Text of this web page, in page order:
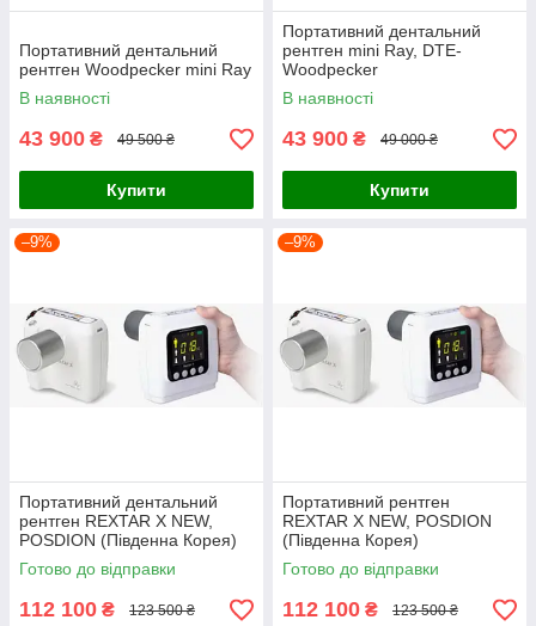
Портативний дентальний
рентген Woodpecker mini Ray
В наявності
43 900 ₴ 49 500 ₴
Купити
Портативний дентальний
рентген mini Ray, DTE-
Woodpecker
В наявності
43 900 ₴ 49 000 ₴
Купити
–9%
Портативний дентальний
рентген REXTAR X NEW,
POSDION (Південна Корея)
Готово до відправки
112 100 ₴ 123 500 ₴
–9%
Портативний рентген
REXTAR X NEW, POSDION
(Південна Корея)
Готово до відправки
112 100 ₴ 123 500 ₴